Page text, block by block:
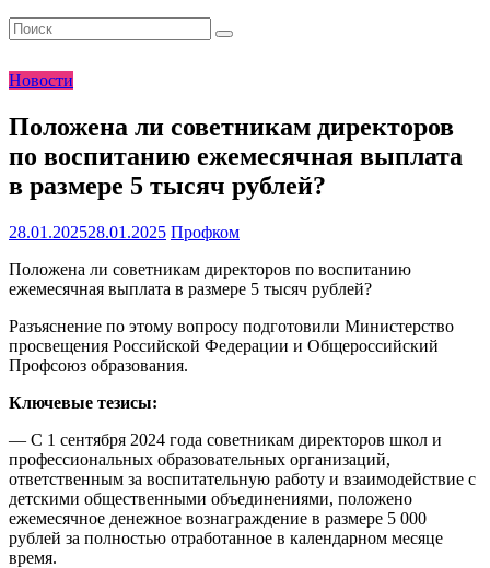
Новости
Положена ли советникам директоров
по воспитанию ежемесячная выплата
в размере 5 тысяч рублей?
28.01.202528.01.2025 Профком
Положена ли советникам директоров по воспитанию
ежемесячная выплата в размере 5 тысяч рублей?
Разъяснение по этому вопросу подготовили Министерство
просвещения Российской Федерации и Общероссийский
Профсоюз образования.
Ключевые тезисы:
— С 1 сентября 2024 года советникам директоров школ и
профессиональных образовательных организаций,
ответственным за воспитательную работу и взаимодействие с
детскими общественными объединениями, положено
ежемесячное денежное вознаграждение в размере 5 000
рублей за полностью отработанное в календарном месяце
время.